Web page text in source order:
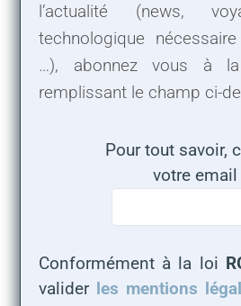
l’actualité (news,
technologique
…), abonnez vous à
remplissant le champ ci-
Pour tout savoir,
votre email
Conformément à la loi
valider les mentions